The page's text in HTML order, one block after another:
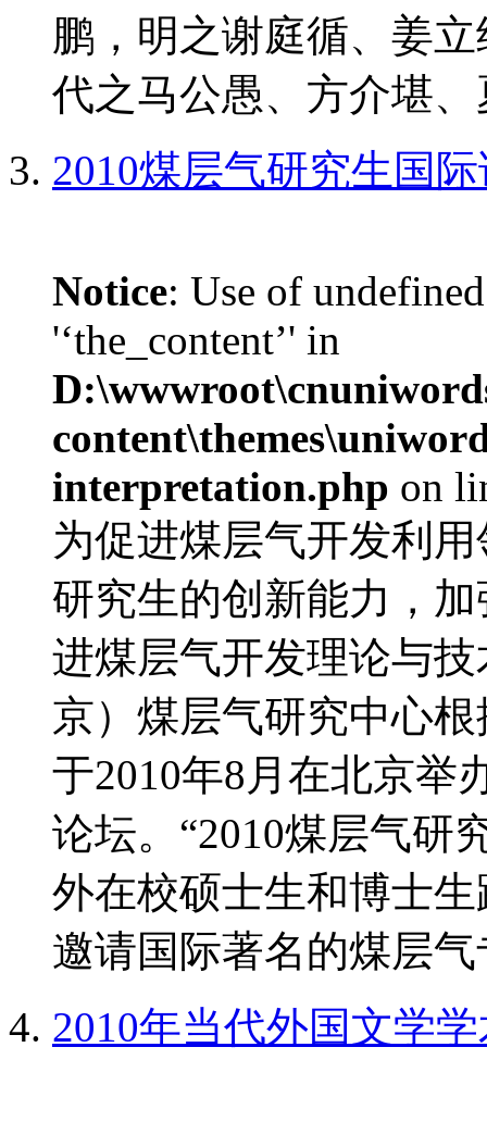
鹏，明之谢庭循、姜
代之马公愚、方介堪
2010煤层气研究生国
Notice: Use of
'‘the_content’' in
interpretation.php on
为促进煤层气开发利
研究生的创新能力，
进煤层气开发理论与
京）煤层气研究中心
于2010年8月在北京举
论坛。“2010煤层气研
外在校硕士生和博士
邀请国际著名的煤层
2010年当代外国文学